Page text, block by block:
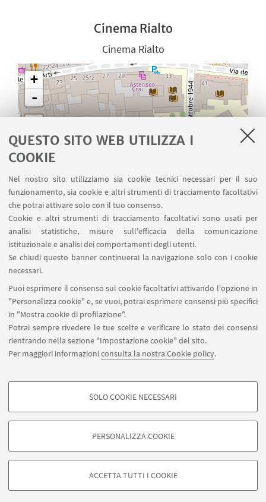
QUESTO SITO WEB UTILIZZA I
COOKIE
Nel nostro sito utilizziamo sia cookie tecnici necessari per il suo
funzionamento, sia cookie e altri strumenti di tracciamento facoltativi
che potrai attivare solo con il tuo consenso.
Cookie e altri strumenti di tracciamento facoltativi sono usati per
analisi statistiche, misure sull'efficacia della comunicazione
istituzionale e analisi dei comportamenti degli utenti.
Se chiudi questo banner continuerai la navigazione solo con i cookie
necessari.
Puoi esprimere il consenso sui cookie facoltativi attivando l'opzione in
"Personalizza cookie" e, se vuoi, potrai esprimere consensi più specifici
in "Mostra cookie di profilazione".
Potrai sempre rivedere le tue scelte e verificare lo stato dei consensi
rientrando nella sezione "Impostazione cookie" del sito.
Per maggiori informazioniconsulta la nostra Cookie policy.
COOKIE DI PROFILAZIONE - FACOLTATIVI
degli utenti, creare profili in base al loro comportamento sul sito, per analisi
di marketing.
Google/Youtube Video
SOLO COOKIE NECESSARI
PERSONALIZZA COOKIE
ACCETTA TUTTI I COOKIE
Cinema Rialto
+
-
OpenStreetMap
Cinema Rialto
Seguici su:
©Copyright 2026 - ALMA MATER STUDIORUM - Università di
Privacy- Note legali-Impostazioni Cookie